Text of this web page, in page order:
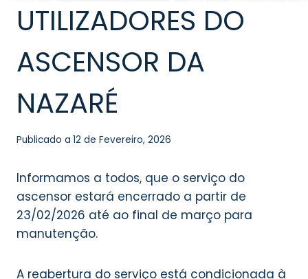
UTILIZADORES DO
ASCENSOR DA
NAZARÉ
Publicado a 12 de Fevereiro, 2026
Informamos a todos, que o serviço do
ascensor estará encerrado a partir de
23/02/2026 até ao final de março para
manutenção.
A reabertura do serviço está condicionada à